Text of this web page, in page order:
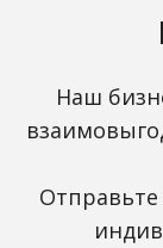
Наш
Отправьте